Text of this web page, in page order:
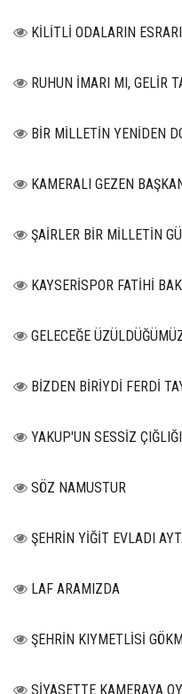
KİLİTLİ ODALARIN ESRARI
RUHUN İMARI MI, GELİR
BİR MİLLETİN YENİDEN
KAMERALI GEZEN
ŞAİRLER BİR MİLLETİN
KAYSERİSPOR FATİHİ
GELECEĞE
BİZDEN BİRİYDİ FERDİ
YAKUP'UN SESSİZ
SÖZ NAMUSTUR
ŞEHRİN YİĞİT EVLADI
LAF ARAMIZDA
ŞEHRİN KIYMETLİSİ
SİYASETTE KAMERAYA